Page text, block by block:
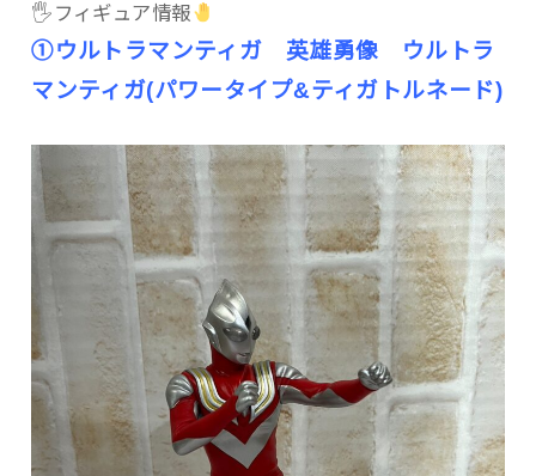
🖐 フィギュア情報
①ウルトラマンティガ 英雄勇像 ウルトラ
マンティガ(パワータイプ&ティガトルネード)